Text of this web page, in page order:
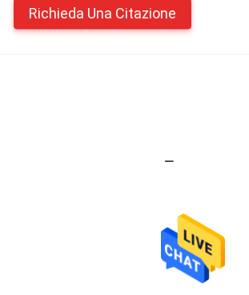
Richieda Una Citazione